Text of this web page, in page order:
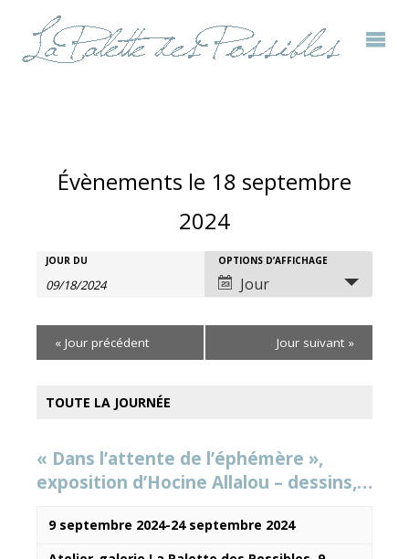
Évènements le 18 septembre
2024
Recherche
navigation
de
vues
Évènements
Rechercher
JOUR DU
Navigation
de
vues
OPTIONS D’AFFICHAGE
Jour
« Jour précédent Jour suivant »
TOUTE LA JOURNÉE
« Dans l’attente de l’éphémère »,
exposition d’Hocine Allalou – dessins,…
9 septembre 2024-24 septembre 2024